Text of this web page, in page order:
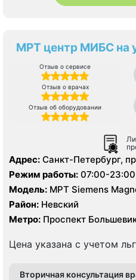
МРТ центр МИБС на
Отзыв о сервисе
Отзыв о врачах
Отзыв об оборудовании
Адрес: Санкт-Петербург,
Режим работы: 07:00-23:00
Модель: МРТ Siemens
Район: Невский
Метро: Проспект
Цена указана с учетом
Вторичная консультация